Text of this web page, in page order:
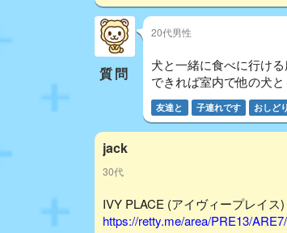
質問
20代男性
犬と一緒に食べに行ける
できれば室内で他の犬
友達と 子連れです おしど
jack
30代
IVY PLACE (アイヴィープレイ
https://retty.me/area/PRE13/